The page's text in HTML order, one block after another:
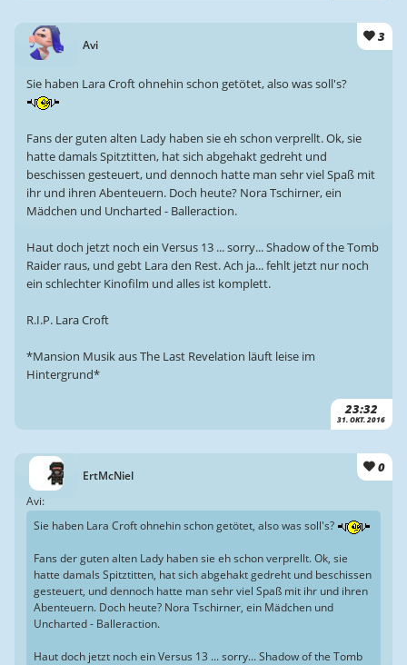
Avi
3
23:32
31. OKT. 2016
Sie haben Lara Croft ohnehin schon getötet, also was soll's?
Fans der guten alten Lady haben sie eh schon verprellt. Ok, sie
hatte damals Spitztitten, hat sich abgehakt gedreht und
beschissen gesteuert, und dennoch hatte man sehr viel Spaß mit
ihr und ihren Abenteuern. Doch heute? Nora Tschirner, ein
Mädchen und Uncharted - Balleraction.
Haut doch jetzt noch ein Versus 13 ... sorry... Shadow of the Tomb
Raider raus, und gebt Lara den Rest. Ach ja... fehlt jetzt nur noch
ein schlechter Kinofilm und alles ist komplett.
R.I.P. Lara Croft
*Mansion Musik aus The Last Revelation läuft leise im
Hintergrund*
ErtMcNiel
0
Avi:
Sie haben Lara Croft ohnehin schon getötet, also was soll's?
Fans der guten alten Lady haben sie eh schon verprellt. Ok, sie
hatte damals Spitztitten, hat sich abgehakt gedreht und beschissen
gesteuert, und dennoch hatte man sehr viel Spaß mit ihr und ihren
Abenteuern. Doch heute? Nora Tschirner, ein Mädchen und
Uncharted - Balleraction.
Haut doch jetzt noch ein Versus 13 ... sorry... Shadow of the Tomb